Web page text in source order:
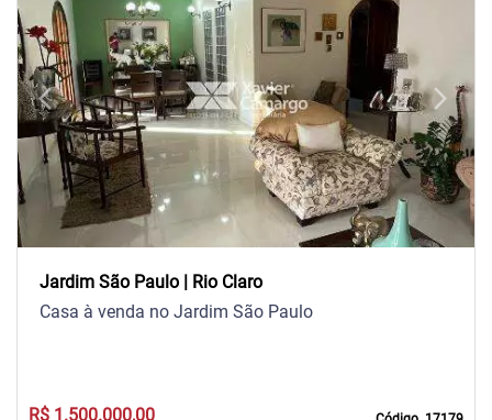
arrow_back_iosPrevious arrow_forward_iosNext
Jardim São Paulo | Rio Claro
Casa à venda no Jardim São Paulo
R$ 1.500.000,00